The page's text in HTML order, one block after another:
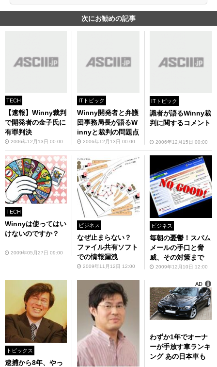
次にお勧めの記事
TECH
【速報】Winny裁判
で開発者の金子氏に
有罪判決
2006年12月13日 00:00
ITトピック
Winny開発者と弁護
団事務局長が語るW
innyと裁判の問題点
2006年12月13日 00:00
ITトピック
識者が語るWinny裁
判に関するコメント
2006年12月15日 00:00
TECH
Winnyは使ってはい
けないのですか？
2009年05月27日 09:00
ビジネス
なぜ止まらない？
ファイル共有ソフト
での情報漏洩
2009年11月12日 12:00
ビジネス
毎朝の憂鬱！スパム
メールの手口と脅
威、その対策まで
2009年12月10日 12:00
トピックス
逮捕から8年、やっ
わずか1年でオーナ
ーが手放す車ランキ
ング あの日本車も
AD